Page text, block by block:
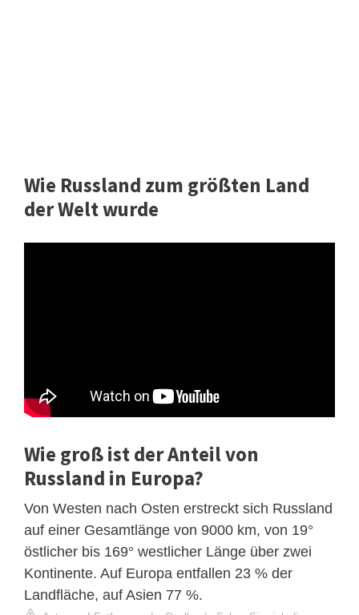
Wie Russland zum größten Land
der Welt wurde
Wie groß ist der Anteil von
Russland in Europa?
Von Westen nach Osten erstreckt sich Russland
auf einer Gesamtlänge von 9000 km, von 19°
östlicher bis 169° westlicher Länge über zwei
Kontinente. Auf Europa entfallen 23 % der
Landfläche, auf Asien 77 %.